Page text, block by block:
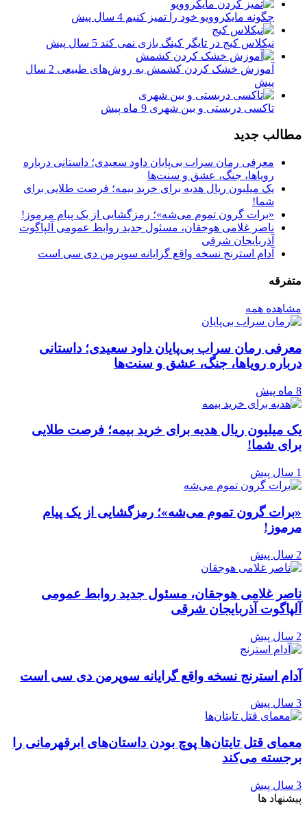
چگونه مایکروویو خود را تمیز کنیم 4 سال پیش
نیکلاس کیج در تایگر کینگ بازی نمی کند 5 سال پیش
آموزش خشک کردن کشمش به روش‌های طبیعی
2 سال
پیش
تاکسی دربستی و بین شهری 9 ماه پیش
مطالب جدید
معرفی رمان سراب بی‌پایان داود سعیدی؛ داستانی درباره
رویاها، جنگ، عشق و سنت‌ها
یک میلیون ریال هدیه برای خرید بیمه؛ فرصت طلایی برای
شما!
«برات گرون تموم می‌شه»؛ رمزگشایی از یک پیام مرموز!
ناصر غلامی هوجقان، مسئول جدید روابط عمومی آلپاگوت
آذربایجان شرقی
آدام استرنج نسخه واقع گرایانه سوپرمن دی سی است
متفرقه
مشاهده همه
معرفی رمان سراب بی‌پایان داود سعیدی؛ داستانی
درباره رویاها، جنگ، عشق و سنت‌ها
8 ماه پیش
یک میلیون ریال هدیه برای خرید بیمه؛ فرصت طلایی
برای شما!
1 سال پیش
«برات گرون تموم می‌شه»؛ رمزگشایی از یک پیام
مرموز!
2 سال پیش
ناصر غلامی هوجقان، مسئول جدید روابط عمومی
آلپاگوت آذربایجان شرقی
2 سال پیش
آدام استرنج نسخه واقع گرایانه سوپرمن دی سی است
3 سال پیش
معمای قتل تایتان‌ها پوچ بودن داستان‌های ابرقهرمانی را
برجسته می‌کند
3 سال پیش
پیشنهاد ها